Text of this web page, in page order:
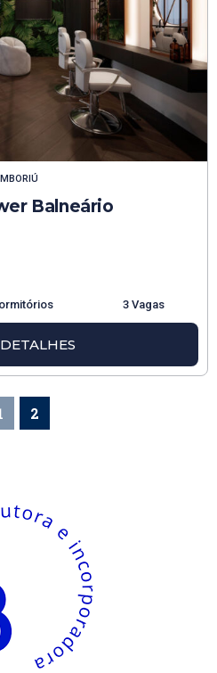
Balneário
3 Vagas
2